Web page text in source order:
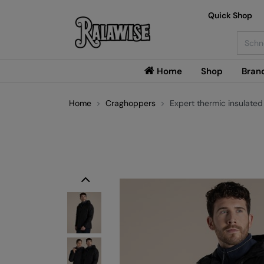
Home Shop
Quick Shop
Home Craghoppers Expert thermic
Previous